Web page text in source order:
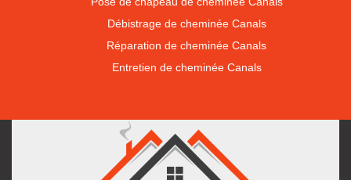
Débistrage de cheminée Canals
Réparation de cheminée Canals
Entretien de cheminée Canals